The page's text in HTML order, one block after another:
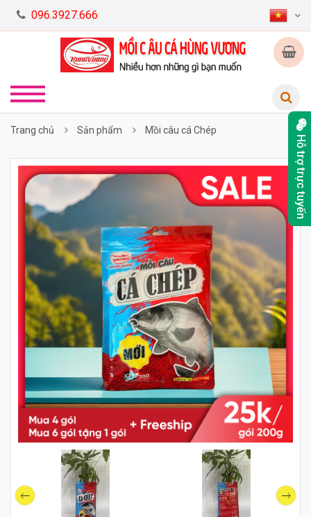
096.3927.666
Trang chủ Sản phẩm Mồi câu cá Chép
Hỗ trợ trực tuyến